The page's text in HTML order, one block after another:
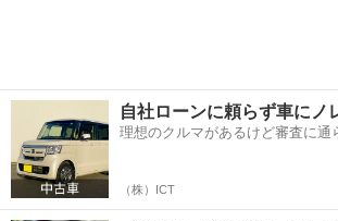
自社ローンに頼らず車にノ
理想のクルマがあるけど審査に通
（株）ICT